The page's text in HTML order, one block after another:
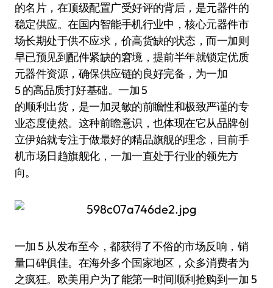
的名片，在顶级配置广受好评的背后，是元器件的
稳定供应。在国内智能手机行业中，核心元器件市
场长期处于供不应求，价高货缺的状态，而一加则
早已预见到配件紧缺的窘境，提前半年就锁定优质
元器件资源，确保供应链的良好完备，为一加
5 的高品质打好基础。一加 5
的顺利出货，是一加灵敏的前瞻性和极致严谨的专
业态度使然。这种前瞻意识，也体现在它从品牌创
立伊始就专注于做最好的精品旗舰的理念，目前手
机市场日趋旗舰化，一加一直处于行业的领先方
向。
一加 5 从发布至今，都获得了不俗的市场反响，销
量口碑俱佳。在海外多个国家地区，众多消费者为
之疯狂。欧美用户为了能第一时间顺利抢购到一加 5